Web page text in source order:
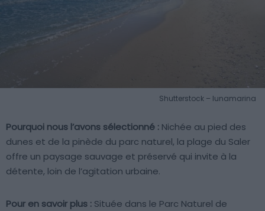
Shutterstock – lunamarina
Pourquoi nous l’avons sélectionné : Nichée au pied des
dunes et de la pinède du parc naturel, la plage du Saler
offre un paysage sauvage et préservé qui invite à la
détente, loin de l’agitation urbaine.
Pour en savoir plus : Située dans le Parc Naturel de